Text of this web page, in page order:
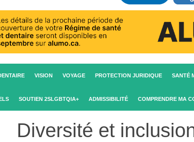
VISION VOYAGE PROTECTION JURIDIQUE SANTÉ
SOUTIEN 2SLGBTQIA+ ADMISSIBILITÉ COMPRENDRE MA
Diversité et